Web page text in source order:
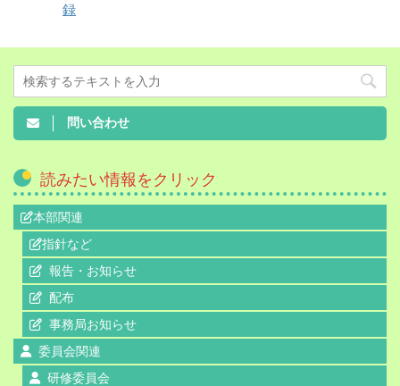
録
問い合わせ
読みたい情報をクリック
本部関連
指針など
報告・お知らせ
配布
事務局お知らせ
委員会関連
研修委員会